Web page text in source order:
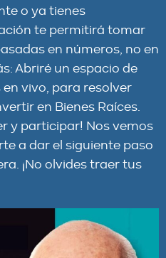
o ya tienes
te permitirá tomar
en números, no en
Abriré un espacio de
vivo, para resolver
en Bienes Raíces.
y participar! Nos vemos
a dar el siguiente paso
¡No olvides traer tus